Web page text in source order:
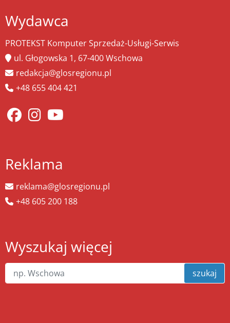
Wydawca
PROTEKST Komputer Sprzedaż-Usługi-Serwis
ul. Głogowska 1, 67-400 Wschowa
redakcja@glosregionu.pl
+48 655 404 421
Reklama
reklama@glosregionu.pl
+48 605 200 188
Wyszukaj więcej
szukaj